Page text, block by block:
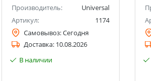
Electric)
Производитель:
Universal
Артикул:
1174
Самовывоз:Сегодня
Доставка: 10.08.2026
В наличии